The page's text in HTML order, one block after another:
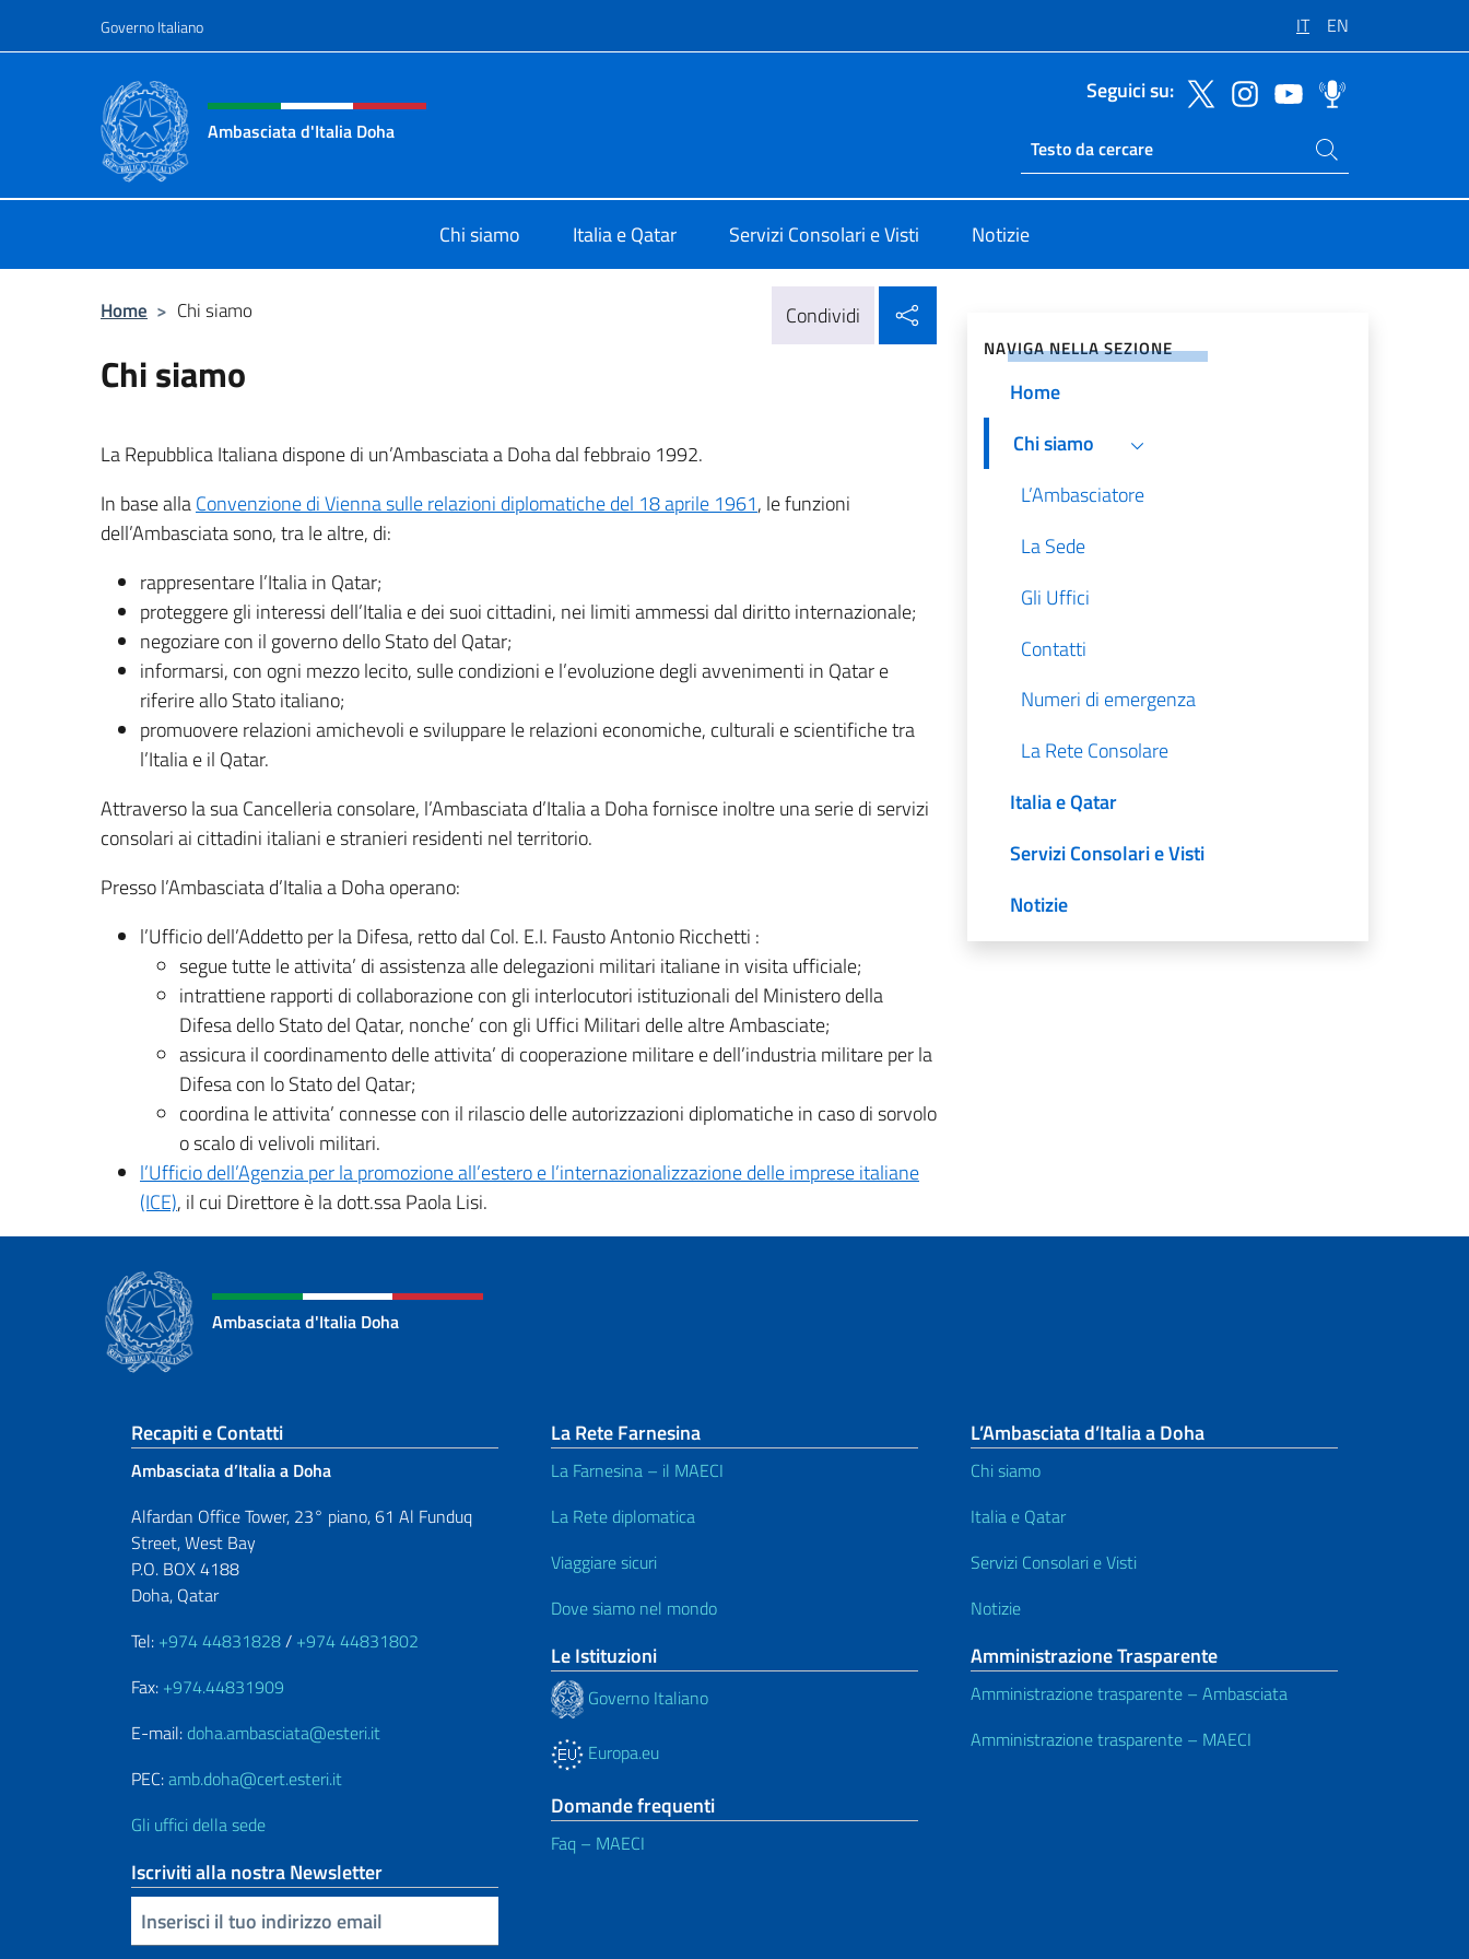
Governo Italiano IT EN
Intestazione sito, social e menù
Ambasciata d'Italia Doha
Seguici su:
Ricerca sito live
Cerca nel sito
Chi siamo Italia e Qatar Servizi Consolari e Visti Notizie
Home > Chi siamo Condividi
Chi siamo
La Repubblica Italiana dispone di un’Ambasciata a Doha dal febbraio 1992.
In base allaConvenzione di Vienna sulle relazioni diplomatiche del 18 aprile 1961, le funzioni
dell’Ambasciata sono, tra le altre, di:
rappresentare l’Italia in Qatar;
proteggere gli interessi dell’Italia e dei suoi cittadini, nei limiti ammessi dal diritto internazionale;
negoziare con il governo dello Stato del Qatar;
informarsi, con ogni mezzo lecito, sulle condizioni e l’evoluzione degli avvenimenti in Qatar e
riferire allo Stato italiano;
promuovere relazioni amichevoli e sviluppare le relazioni economiche, culturali e scientifiche tra
l’Italia e il Qatar.
Attraverso la sua Cancelleria consolare, l’Ambasciata d’Italia a Doha fornisce inoltre una serie di servizi
consolari ai cittadini italiani e stranieri residenti nel territorio.
Presso l’Ambasciata d’Italia a Doha operano:
l’Ufficio dell’Addetto per la Difesa, retto dal Col. E.I. Fausto Antonio Ricchetti :
segue tutte le attivita’ di assistenza alle delegazioni militari italiane in visita ufficiale;
intrattiene rapporti di collaborazione con gli interlocutori istituzionali del Ministero della
Difesa dello Stato del Qatar, nonche’ con gli Uffici Militari delle altre Ambasciate;
assicura il coordinamento delle attivita’ di cooperazione militare e dell’industria militare per la
Difesa con lo Stato del Qatar;
coordina le attivita’ connesse con il rilascio delle autorizzazioni diplomatiche in caso di sorvolo
o scalo di velivoli militari.
l’Ufficio dell’Agenzia per la promozione all’estero e l’internazionalizzazione delle imprese italiane
(ICE), il cui Direttore è la dott.ssa Paola Lisi.
NAVIGA NELLA SEZIONE
Home
Chi siamo
L’Ambasciatore
La Sede
Gli Uffici
Contatti
Numeri di emergenza
La Rete Consolare
Italia e Qatar
Servizi Consolari e Visti
Notizie
Ambasciata d'Italia Doha
Sezione footer
Recapiti e Contatti
Ambasciata d’Italia a Doha
Alfardan Office Tower, 23° piano, 61 Al Funduq
Street, West Bay
P.O. BOX 4188
Doha, Qatar
Tel: +974 44831828/ +974 44831802
Fax: +974.44831909
E-mail: doha.ambasciata@esteri.it
PEC:amb.doha@cert.esteri.it
Gli uffici della sede
Iscriviti alla nostra Newsletter
Inserisci la tua email
La Rete Farnesina
La Farnesina – il MAECI
La Rete diplomatica
Viaggiare sicuri
Dove siamo nel mondo
Le Istituzioni
Governo Italiano
Europa.eu
Domande frequenti
Faq – MAECI
L’Ambasciata d’Italia a Doha
Chi siamo
Italia e Qatar
Servizi Consolari e Visti
Notizie
Amministrazione Trasparente
Amministrazione trasparente – Ambasciata
Amministrazione trasparente – MAECI